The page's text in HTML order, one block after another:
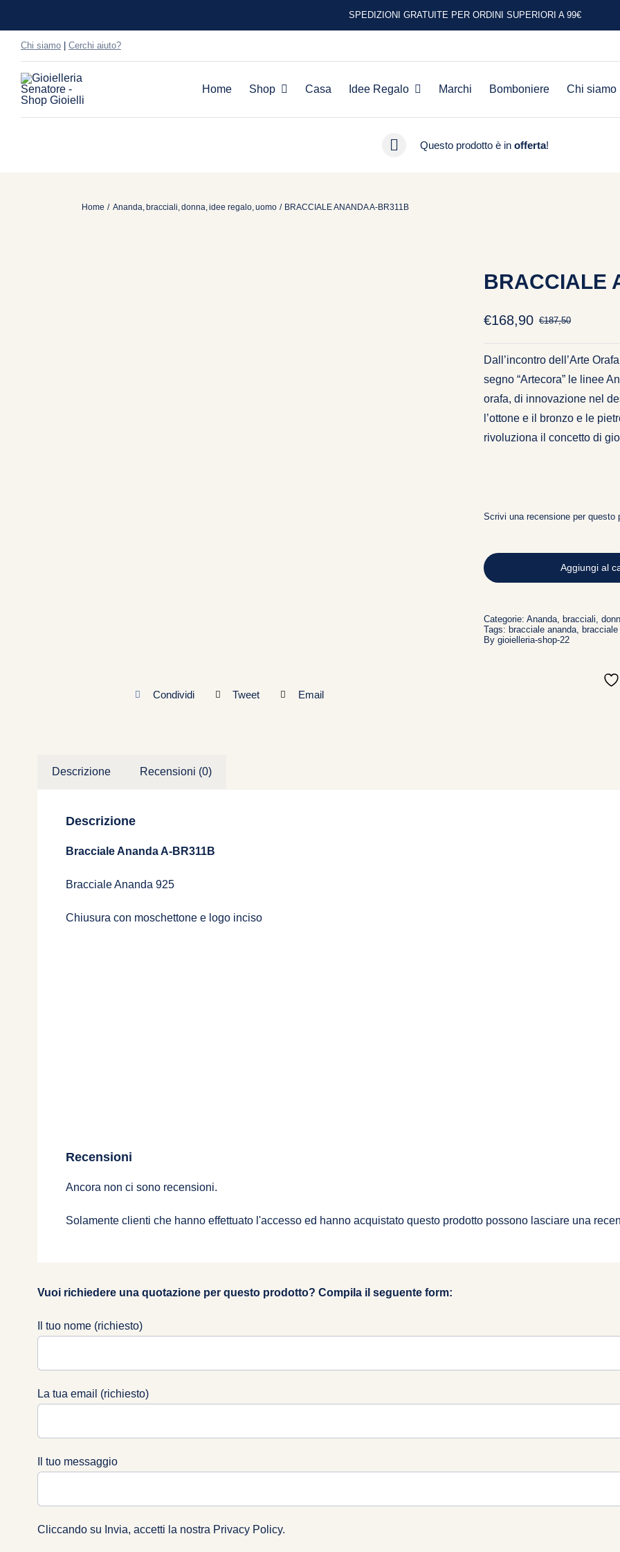
al
contenuto
SPEDIZIONI GRATUITE PER ORDINI SUPERIORI A 99€
Chi siamo Cerchi aiuto?
Home Shop Casa Idee Regalo Marchi Bomboniere Chi siamo
Questo prodotto è in offerta!
Home Ananda bracciali donna idee regalo uomo BRACCIALE ANANDA A-BR311B
Condividi Tweet Email
BRACCIALE
€187,50Il
originale
era:
€187,50.
€168,90
Il
attuale
è:
€168,90.
Dall’incontro dell’Arte
segno “Artecora” le linee
orafa, di innovazione nel
l’ottone e il bronzo e le
rivoluziona il concetto di
Scrivi una recensione per questo
ANANDA
A-
quantità
Aggiungi al
Categorie: Ananda, bracciali
Tags: bracciale ananda, bracciale
By gioielleria-shop-22
Descrizione Recensioni (0)
Descrizione
Bracciale Ananda A-BR311B
Bracciale Ananda 925
Chiusura con moschettone e logo inciso
Recensioni
Ancora non ci sono recensioni.
Solamente clienti che hanno effettuato l'accesso ed hanno acquistato questo prodotto possono lasciare una
Vuoi richiedere una quotazione per questo prodotto? Compila il seguente form:
Il tuo nome (richiesto)
La tua email (richiesto)
Il tuo messaggio
Cliccando su Invia, accetti la nostra Privacy Policy.